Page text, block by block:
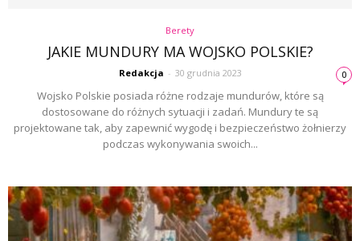
Berety
JAKIE MUNDURY MA WOJSKO POLSKIE?
Redakcja - 30 grudnia 2023 0
Wojsko Polskie posiada różne rodzaje mundurów, które są
dostosowane do różnych sytuacji i zadań. Mundury te są
projektowane tak, aby zapewnić wygodę i bezpieczeństwo żołnierzy
podczas wykonywania swoich...